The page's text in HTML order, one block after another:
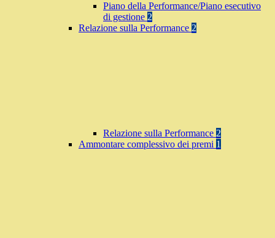
Piano della Performance/Piano esecutivo
di gestione 2
Relazione sulla Performance 2
Relazione sulla Performance 2
Ammontare complessivo dei premi 1